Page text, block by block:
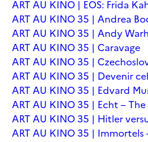
ART AU KINO | EOS: Frida
ART AU KINO 35 | Andrea
ART AU KINO 35 | Andy
ART AU KINO 35 | Caravage
ART AU KINO 35 |
ART AU KINO 35 | Devenir
ART AU KINO 35 | Edvard
ART AU KINO 35 | Echt –
ART AU KINO 35 | Hitler
ART AU KINO 35 | Immortels